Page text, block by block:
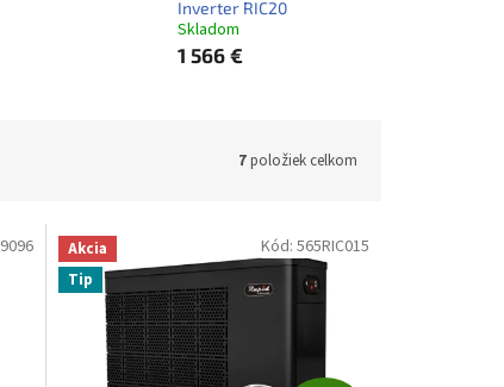
Inverter RIC20
Skladom
1 566 €
7položiek celkom
9096
Akcia
Tip
Kód: 565RIC015